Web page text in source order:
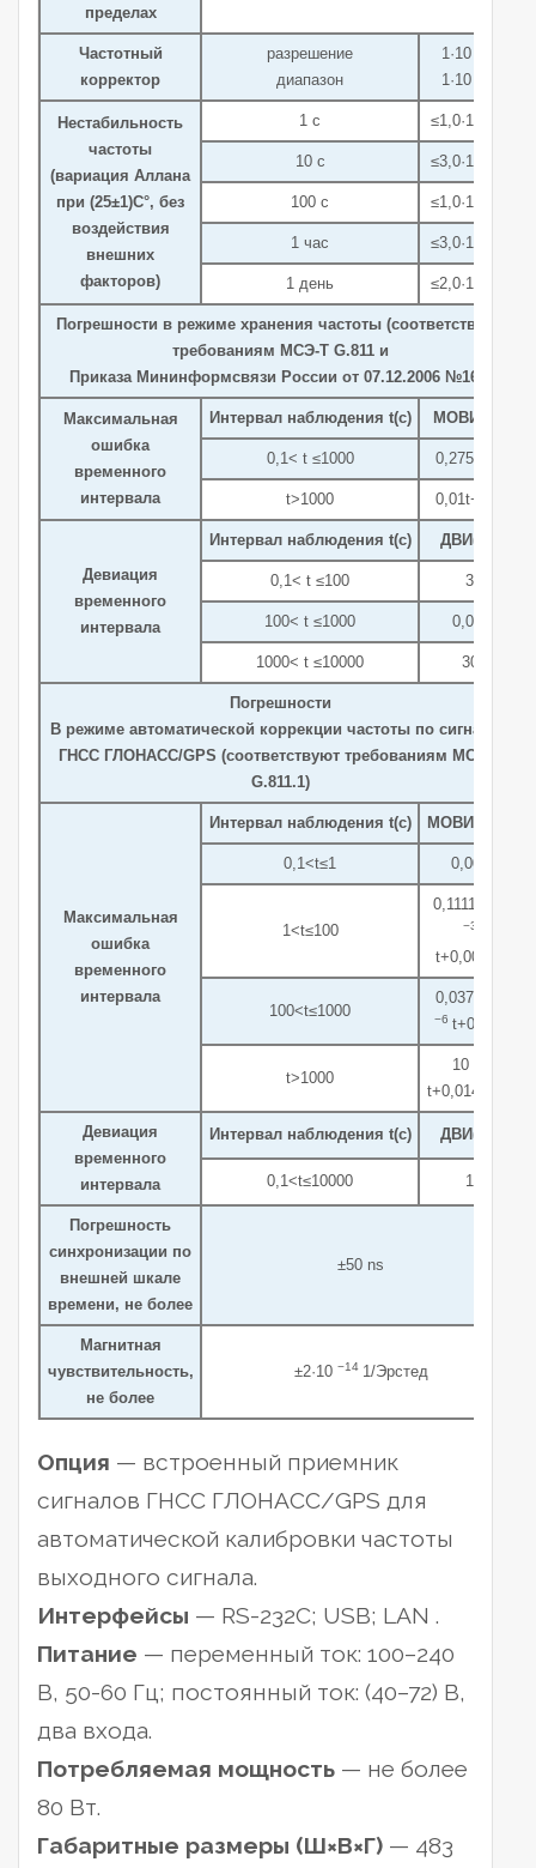
пределах
Частотный
корректор
разрешение
диапазон
1·10
1·10
Нестабильность
частоты
(вариация Аллана
при (25±1)C°, без
воздействия
внешних
факторов)
1 с ≤1,0·10
10 с ≤3,0·10
100 с ≤1,0·10
1 час ≤3,0·10
1 день ≤2,0·10
Погрешности в режиме хранения частоты (соответствуют
требованиям МСЭ-Т G.811 и
Приказа Мининформсвязи России от 07.12.2006 №161)
Максимальная
ошибка
временного
интервала
Интервал наблюдения t(с) МОВИ(нс)
0,1< t ≤1000 0,275t+25
t>1000 0,01t+290
Девиация
временного
интервала
Интервал наблюдения t(с) ДВИ(нс)
0,1< t ≤100 3
100< t ≤1000 0,03t
1000< t ≤10000 30
Погрешности
В режиме автоматической коррекции частоты по сигналам
ГНСС ГЛОНАСС/GPS (соответствуют требованиям МСЭ-Т
G.811.1)
Максимальная
ошибка
временного
интервала
Интервал наблюдения t(с) МОВИ(мкс)
0,1<t≤1 0,004
1<t≤100
0,11114·10
−3
t+0,00389
100<t≤1000
0,0375·10
−6 t+0,015
t>1000
10
t+0,0140375
Девиация
временного
интервала
Интервал наблюдения t(с) ДВИ(нс)
0,1<t≤10000 1
Погрешность
синхронизации по
внешней шкале
времени, не более
±50 ns
Магнитная
чувствительность,
не более
±2·10 −14 1/Эрстед
Опция — встроенный приемник
сигналов ГНСС ГЛОНАСС/GPS для
автоматической калибровки частоты
выходного сигнала.
Интерфейсы — RS-232C; USB; LAN .
Питание — переменный ток: 100–240
В, 50-60 Гц; постоянный ток: (40–72) В,
два входа.
Потребляемая мощность — не более
80 Вт.
Габаритные размеры (Ш×В×Г) — 483